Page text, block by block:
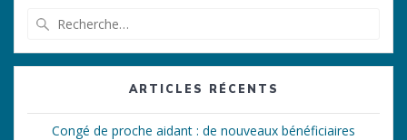
:
ARTICLES RÉCENTS
Congé de proche aidant : de nouveaux bénéficiaires